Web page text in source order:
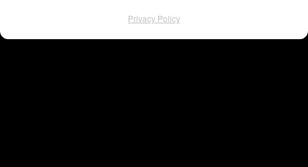
Privacy Policy
© Copyright – VISU4L